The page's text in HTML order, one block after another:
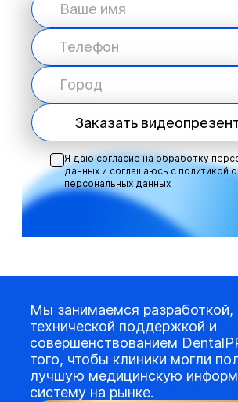
Заказать
Я даю согласие на обработку
данных и соглашаюсь с политикой
персональных данных
Мы занимаемся разработкой,
технической поддержкой и
совершенствованием
того, чтобы клиники могли
лучшую медицинскую
систему на рынке.